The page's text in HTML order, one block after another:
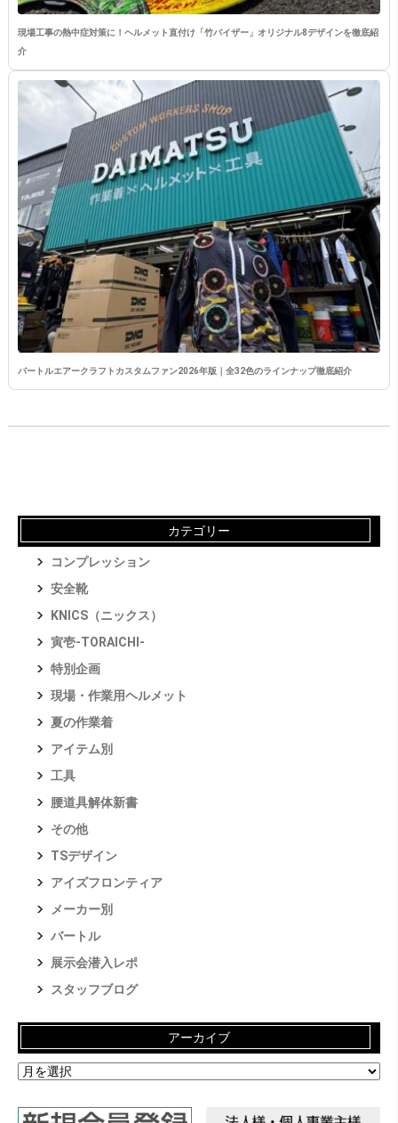
現場工事の熱中症対策に！ヘルメット直付け「竹バイザー」オリジナル8デザインを徹底紹
介
バートルエアークラフトカスタムファン2026年版｜全32色のラインナップ徹底紹介
カテゴリー
コンプレッション
安全靴
KNICS（ニックス）
寅壱-TORAICHI-
特別企画
現場・作業用ヘルメット
夏の作業着
アイテム別
工具
腰道具解体新書
その他
TSデザイン
アイズフロンティア
メーカー別
バートル
展示会潜入レポ
スタッフブログ
アーカイブ
ア
ー
イ
ブ